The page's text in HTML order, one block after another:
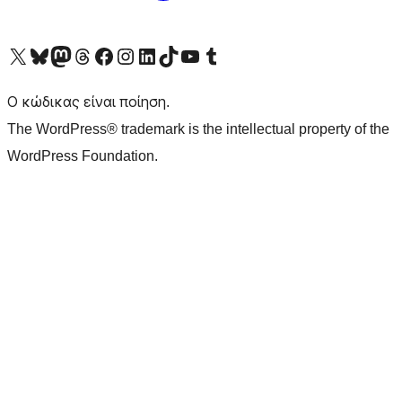
Visit our X (formerly Twitter) account
Visit our Bluesky account
Επισκεφθείτε τον λογαριασμό μας στο Mastodon
Visit our Threads account
Επισκεφτείτε τη σελίδα μας στο Facebook
Επισκεφθείτε τον λογαριασμό μας Instagram
Επισκεφθείτε τον λογαριασμό μας LinkedIn
Visit our TikTok account
Visit our YouTube channel
Visit our Tumblr account
Ο κώδικας είναι ποίηση.
The WordPress® trademark is the intellectual property of the
WordPress Foundation.